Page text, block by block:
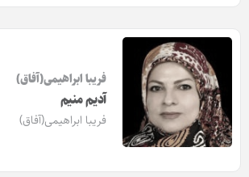
فریبا ابراهیمی(آفاق)
آدیم منیم
فریبا ابراهیمی(آفاق)